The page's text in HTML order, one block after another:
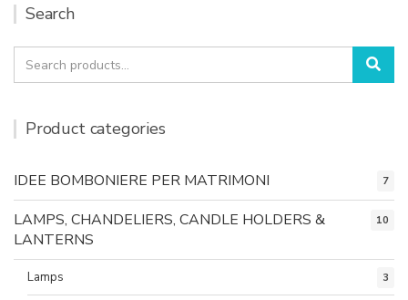
Search
Search
for:
Product categories
IDEE BOMBONIERE PER MATRIMONI 7
LAMPS, CHANDELIERS, CANDLE HOLDERS &
LANTERNS
10
Lamps 3